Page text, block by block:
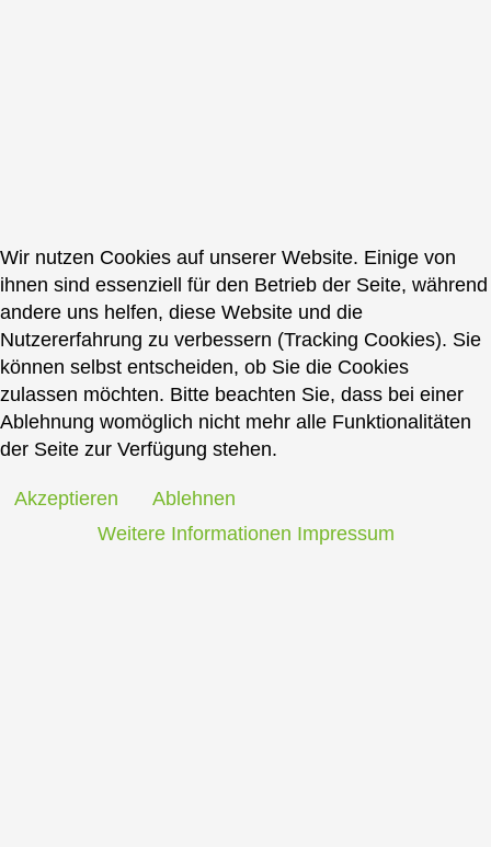
Wir nutzen Cookies auf unserer Website. Einige von
ihnen sind essenziell für den Betrieb der Seite, während
andere uns helfen, diese Website und die
Nutzererfahrung zu verbessern (Tracking Cookies). Sie
können selbst entscheiden, ob Sie die Cookies
zulassen möchten. Bitte beachten Sie, dass bei einer
Ablehnung womöglich nicht mehr alle Funktionalitäten
der Seite zur Verfügung stehen.
Akzeptieren
Ablehnen
Weitere Informationen Impressum